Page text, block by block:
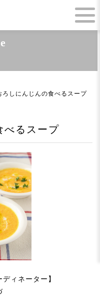
ろしにんじんの食べるスープ
べるスープ
ディネーター】